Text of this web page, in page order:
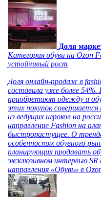
Доля
Категория обуви на Ozon
устойчивый рост
Доля онлайн-продаж в
составила уже более
приобретают одежду и
этих покупок
из ведущих игроков на
направление Fashion на
быстрорастущее. О
особенностях обувного
планирующих продавать
эксклюзивном интервью
направления «Обувь» в